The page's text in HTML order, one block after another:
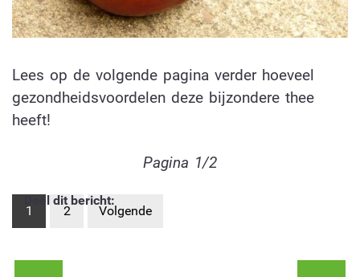
Lees op de volgende pagina verder hoeveel
gezondheidsvoordelen deze bijzondere thee
heeft!
Pagina 1/2
1 2 Volgende
Deel dit bericht: